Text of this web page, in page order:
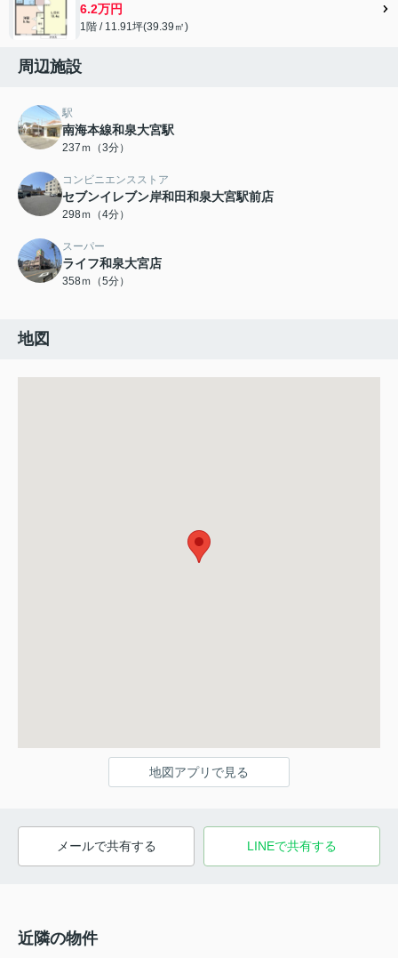
6.2万円
1階 / 11.91坪(39.39㎡)
周辺施設
駅
南海本線和泉大宮駅
237ｍ（3分）
コンビニエンスストア
セブンイレブン岸和田和泉大宮駅前店
298ｍ（4分）
スーパー
ライフ和泉大宮店
358ｍ（5分）
地図
地図アプリで見る
メールで共有する LINEで共有する
近隣の物件